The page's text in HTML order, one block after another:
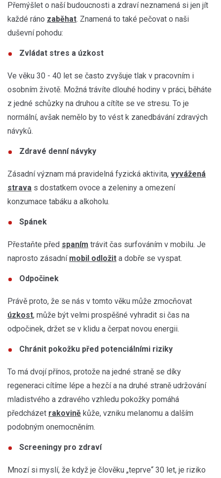
Přemýšlet o naší budoucnosti a zdraví neznamená si jen jít
každé ráno zaběhat. Znamená to také pečovat o naši
duševní pohodu:
Zvládat stres a úzkost
Ve věku 30 - 40 let se často zvyšuje tlak v pracovním i
osobním životě. Možná trávíte dlouhé hodiny v práci, běháte
z jedné schůzky na druhou a cítíte se ve stresu. To je
normální, avšak nemělo by to vést k zanedbávání zdravých
návyků.
Zdravé denní návyky
Zásadní význam má pravidelná fyzická aktivita, vyvážená
strava s dostatkem ovoce a zeleniny a omezení
konzumace tabáku a alkoholu.
Spánek
Přestaňte před spaním trávit čas surfováním v mobilu. Je
naprosto zásadní mobil odložit a dobře se vyspat.
Odpočinek
Právě proto, že se nás v tomto věku může zmocňovat
úzkost, může být velmi prospěšné vyhradit si čas na
odpočinek, držet se v klidu a čerpat novou energii.
Chránit pokožku před potenciálními riziky
To má dvojí přínos, protože na jedné straně se díky
regeneraci cítíme lépe a hezčí a na druhé straně udržování
mladistvého a zdravého vzhledu pokožky pomáhá
předcházet rakovině kůže, vzniku melanomu a dalším
podobným onemocněním.
Screeningy pro zdraví
Mnozí si myslí, že když je člověku „teprve“ 30 let, je riziko